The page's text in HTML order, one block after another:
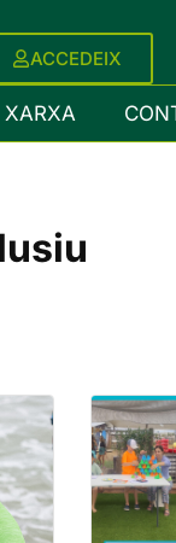
ACCEDEIX
XARXA